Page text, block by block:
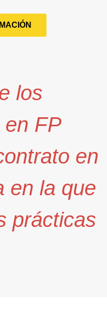
los
FP
en
en la que
prácticas